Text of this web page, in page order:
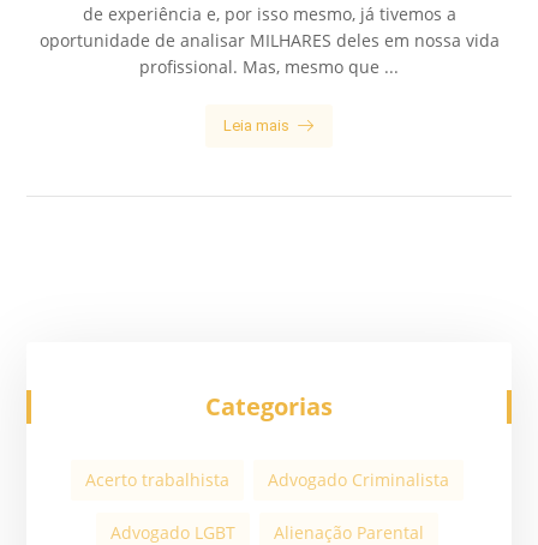
de experiência e, por isso mesmo, já tivemos a
oportunidade de analisar MILHARES deles em nossa vida
profissional. Mas, mesmo que ...
Leia mais
Categorias
Acerto trabalhista Advogado Criminalista
Advogado LGBT Alienação Parental